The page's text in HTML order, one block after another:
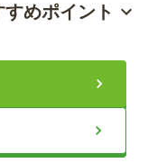
めポイント
れて眠るお墓
心配な方も安心